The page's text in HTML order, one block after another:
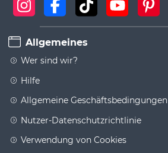
Allgemeines
Wer sind wir?
Hilfe
Allgemeine Geschäftsbedingungen
Nutzer-Datenschutzrichtlinie
Verwendung von Cookies